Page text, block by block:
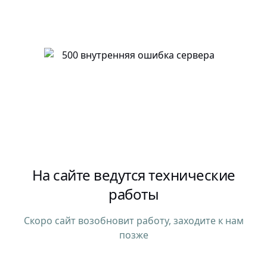
На сайте ведутся технические
работы
Скоро сайт возобновит работу, заходите к нам
позже